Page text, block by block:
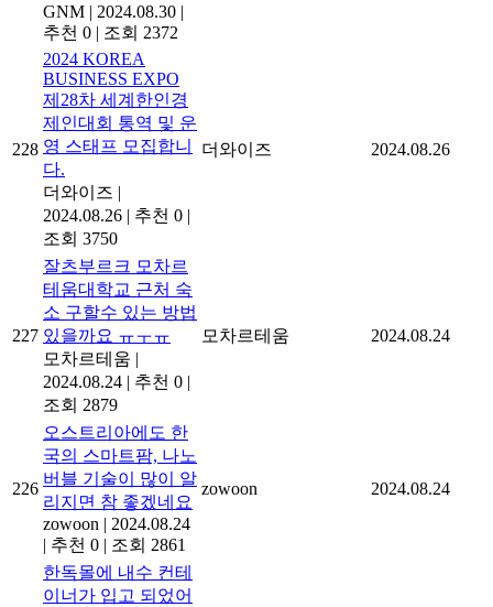
GNM | 2024.08.30 |
추천 0 | 조회 2372
228
2024 KOREA
BUSINESS EXPO
제28차 세계한인경
제인대회 통역 및 운
영 스태프 모집합니
다.
더와이즈 |
2024.08.26 | 추천 0 |
조회 3750
더와이즈 2024.08.26
227
잘츠부르크 모차르
테움대학교 근처 숙
소 구할수 있는 방법
있을까요 ㅠㅜㅠ
모차르테움 |
2024.08.24 | 추천 0 |
조회 2879
모차르테움 2024.08.24
226
오스트리아에도 한
국의 스마트팜, 나노
버블 기술이 많이 알
리지면 참 좋겠네요
zowoon | 2024.08.24
| 추천 0 | 조회 2861
zowoon 2024.08.24
한독몰에 내수 컨테
이너가 입고 되었어